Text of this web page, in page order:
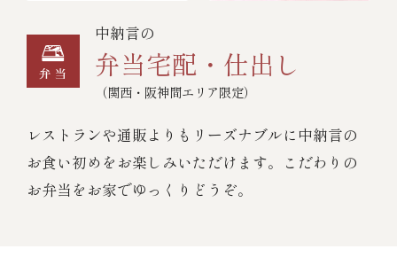
中納言の
弁当宅配・仕出し
（関西・阪神間エリア限定）
レストランや通販よりもリーズナブルに中納言の
お食い初めをお楽しみいただけます。こだわりの
お弁当をお家でゆっくりどうぞ。